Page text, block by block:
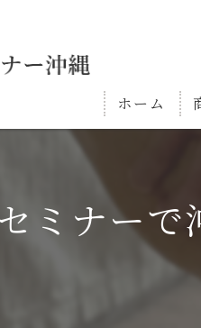
ホーム
ミナー